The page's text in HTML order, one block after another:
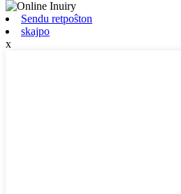
Sendu retpoŝton
skajpo
x